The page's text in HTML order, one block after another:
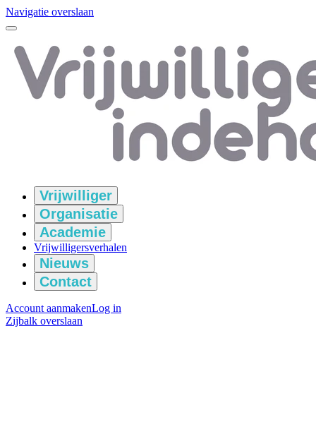
Navigatie overslaan
Vrijwilliger
Organisatie
Academie
Vrijwilligersverhalen
Nieuws
Contact
Account aanmakenLog in
Zijbalk overslaan